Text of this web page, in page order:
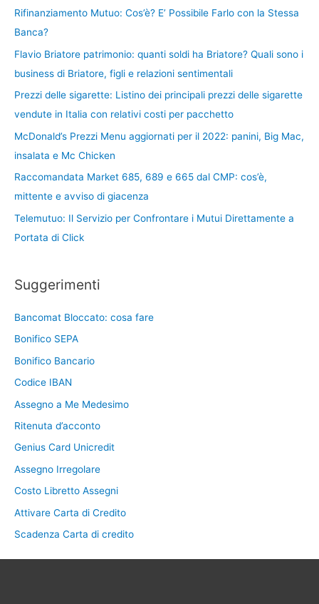
Rifinanziamento Mutuo: Cos’è? E’ Possibile Farlo con la Stessa
Banca?
Flavio Briatore patrimonio: quanti soldi ha Briatore? Quali sono i
business di Briatore, figli e relazioni sentimentali
Prezzi delle sigarette: Listino dei principali prezzi delle sigarette
vendute in Italia con relativi costi per pacchetto
McDonald’s Prezzi Menu aggiornati per il 2022: panini, Big Mac,
insalata e Mc Chicken
Raccomandata Market 685, 689 e 665 dal CMP: cos’è,
mittente e avviso di giacenza
Telemutuo: Il Servizio per Confrontare i Mutui Direttamente a
Portata di Click
Suggerimenti
Bancomat Bloccato: cosa fare
Bonifico SEPA
Bonifico Bancario
Codice IBAN
Assegno a Me Medesimo
Ritenuta d’acconto
Genius Card Unicredit
Assegno Irregolare
Costo Libretto Assegni
Attivare Carta di Credito
Scadenza Carta di credito